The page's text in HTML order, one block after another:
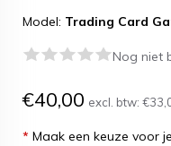
Model: Trading Card
Nog niet
€40,00 excl. btw:
* Maak een keuze voor